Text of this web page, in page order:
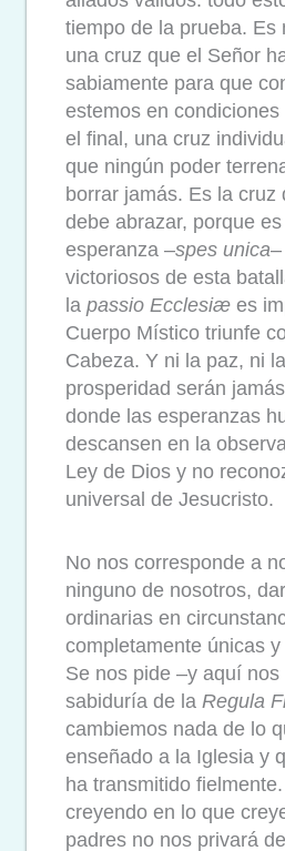
tiempo de la prueba. Es
una cruz que el Señor
sabiamente para que
estemos en
el final, una cruz
que ningún poder
borrar jamás. Es la cruz
debe abrazar, porque
esperanza –spes unica
victoriosos de esta
la passio Ecclesiæ es
Cuerpo Místico triunfe
Cabeza. Y ni la paz, ni
prosperidad serán
donde las esperanzas
descansen en la
Ley de Dios y no
universal de Jesucristo.
No nos corresponde a
ninguno de nosotros,
ordinarias en
completamente únicas
Se nos pide –y aquí nos
sabiduría de la Regula
cambiemos nada de lo
enseñado a la Iglesia y
ha transmitido
creyendo en lo que
padres no nos privará